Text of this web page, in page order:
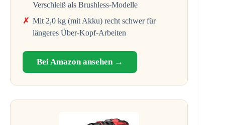
Verschleiß als Brushless-Modelle
Mit 2,0 kg (mit Akku) recht schwer für
längeres Über-Kopf-Arbeiten
Bei Amazon ansehen →